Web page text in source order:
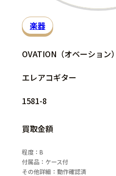
楽器
OVATION（オベーション）
エレアコギター
1581-8
買取金額
程度：B
付属品：ケース付
その他詳細：動作確認済